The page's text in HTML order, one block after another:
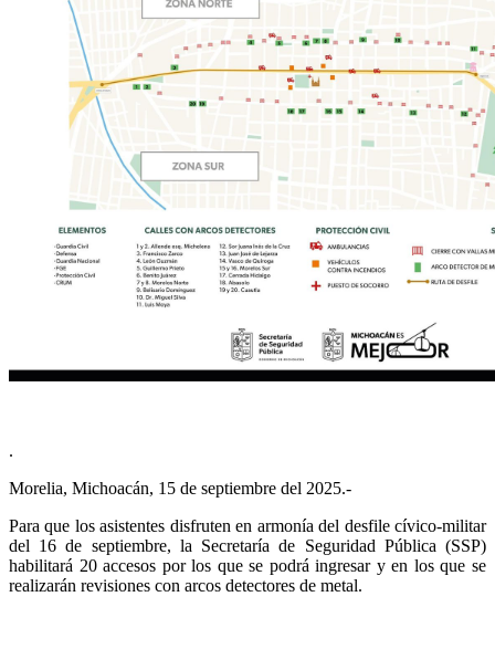
.
Morelia, Michoacán, 15 de septiembre del 2025.-
Para que los asistentes disfruten en armonía del desfile cívico-militar
del 16 de septiembre, la Secretaría de Seguridad Pública (SSP)
habilitará 20 accesos por los que se podrá ingresar y en los que se
realizarán revisiones con arcos detectores de metal.